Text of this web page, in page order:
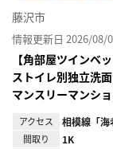
藤沢市
情報更新日 2026/08/
【角部屋ツインベ
ストイレ別独立洗
マンスリーマンショ
アクセス 相模線「海
間取り 1K